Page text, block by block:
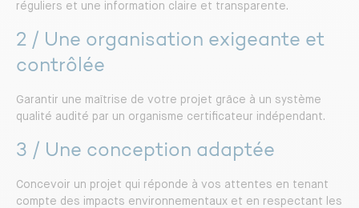
réguliers et une information claire et transparente.
2 / Une organisation exigeante et
contrôlée
Garantir une maîtrise de votre projet grâce à un système
qualité audité par un organisme certificateur indépendant.
3 / Une conception adaptée
Concevoir un projet qui réponde à vos attentes en tenant
compte des impacts environnementaux et en respectant les